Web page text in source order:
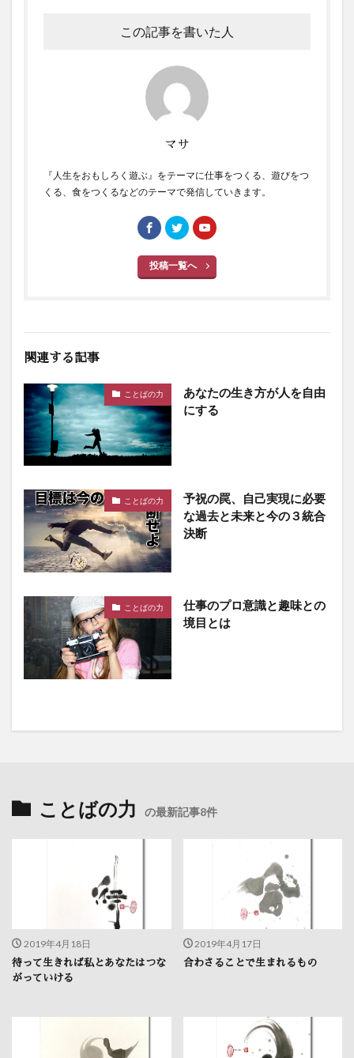
この記事を書いた人
マサ
『人生をおもしろく遊ぶ』をテーマに仕事をつくる、遊びをつ
くる、食をつくるなどのテーマで発信していきます。
投稿一覧へ
関連する記事
ことばの力
あなたの生き方が人を自由
にする
ことばの力
予祝の罠、自己実現に必要
な過去と未来と今の３統合
決断
ことばの力
仕事のプロ意識と趣味との
境目とは
ことばの力 の最新記事8件
2019年4月18日
待って生きれば私とあなたはつな
がっていける
2019年4月17日
合わさることで生まれるもの